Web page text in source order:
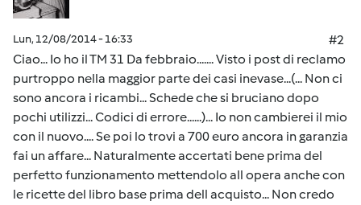
Lun, 12/08/2014 - 16:33
#2
Ciao... Io ho il TM 31 Da febbraio....... Visto i post di reclamo
purtroppo nella maggior parte dei casi inevase...(... Non ci
sono ancora i ricambi... Schede che si bruciano dopo
pochi utilizzi... Codici di errore......)... Io non cambierei il mio
con il nuovo.... Se poi lo trovi a 700 euro ancora in garanzia
fai un affare... Naturalmente accertati bene prima del
perfetto funzionamento mettendolo all opera anche con
le ricette del libro base prima dell acquisto... Non credo